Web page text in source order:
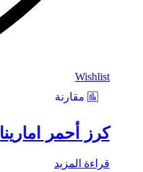
Wishlist
مقارنة
كرز أحمر امارينا
قراءة المزيد